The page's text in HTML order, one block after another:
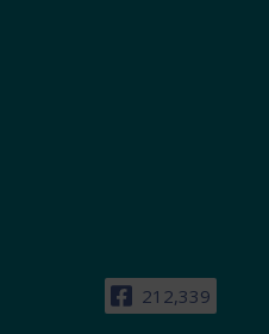
212,339